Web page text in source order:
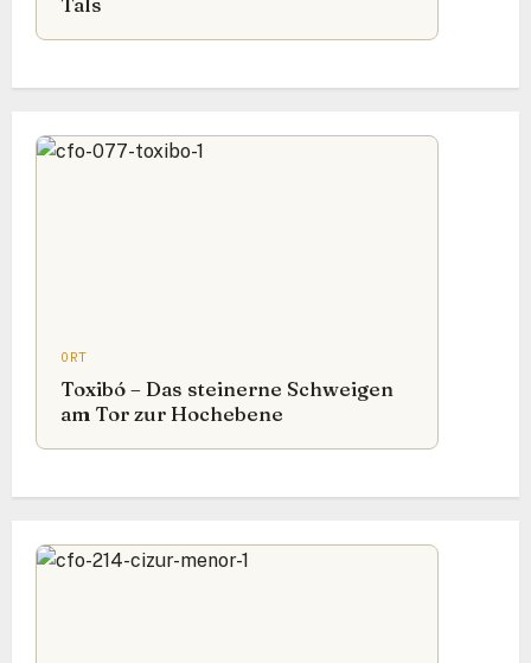
ORT
Toxibó – Das steinerne Schweigen
am Tor zur Hochebene